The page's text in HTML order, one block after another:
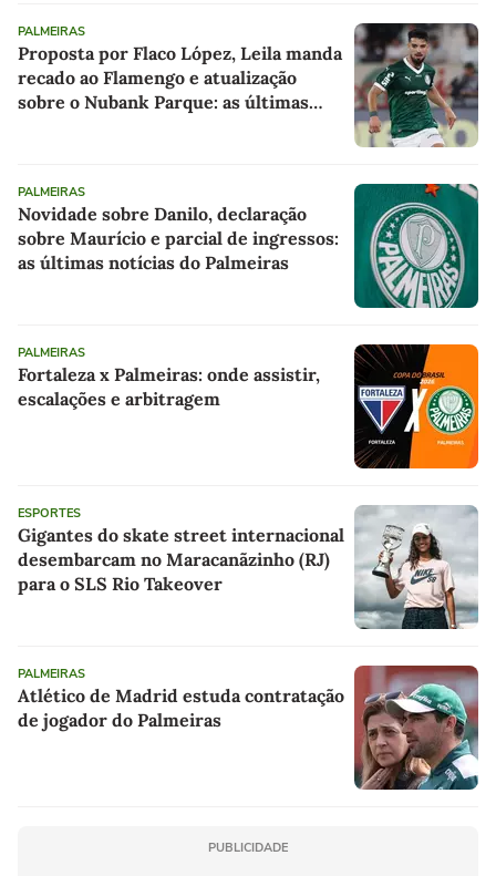
PALMEIRAS
Proposta por Flaco López, Leila manda
recado ao Flamengo e atualização
sobre o Nubank Parque: as últimas
PALMEIRAS
Novidade sobre Danilo, declaração
sobre Maurício e parcial de ingressos:
as últimas notícias do Palmeiras
PALMEIRAS
Fortaleza x Palmeiras: onde assistir,
escalações e arbitragem
ESPORTES
Gigantes do skate street internacional
desembarcam no Maracanãzinho (RJ)
para o SLS Rio Takeover
PALMEIRAS
Atlético de Madrid estuda contratação
de jogador do Palmeiras
PUBLICIDADE